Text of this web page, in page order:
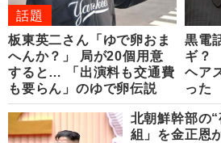
話題
板東英二さん「ゆで卵おま
へんか？」 局が20個用意
すると… 「出演料も交通費
も要らん」のゆで卵伝説
黒電
ギ？
ヘア
った
北朝鮮幹部の
組」を金正恩